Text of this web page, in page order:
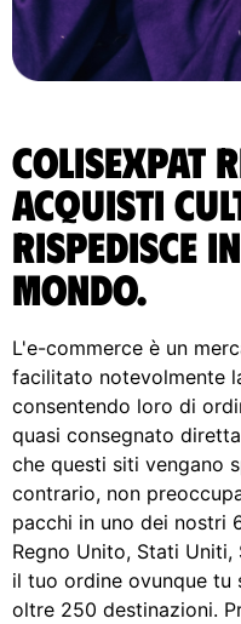
ColisExpat
acquisti
rispedisce
Mondo.
L'e-commerce è un
facilitato notevolmente
consentendo loro di
quasi consegnato
che questi siti vengano
contrario, non
pacchi in uno dei nostri
Regno Unito, Stati
il tuo ordine ovunque tu
oltre 250 destinazioni.